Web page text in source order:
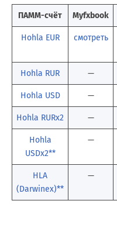
ПАММ-счёт Myfxbook
Hohla EUR смотреть
Hohla RUR —
Hohla USD —
Hohla RURx2 —
Hohla
USDx2**
—
HLA
(Darwinex)**
—